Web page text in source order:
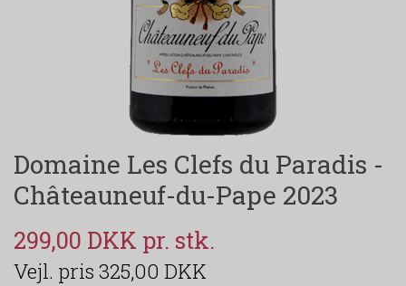
Domaine Les Clefs du Paradis -
Châteauneuf-du-Pape 2023
299,00 DKK
325,00 DKK